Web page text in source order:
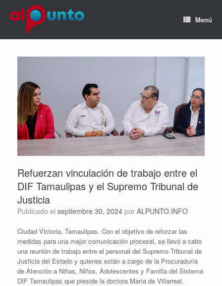
Menú
Refuerzan vinculación de trabajo entre el
DIF Tamaulipas y el Supremo Tribunal de
Justicia
Publicado el septiembre 30, 2024 por ALPUNTO.INFO
Ciudad Victoria, Tamaulipas. Con el objetivo de reforzar las
medidas para una mejor comunicación procesal, se llevó a cabo
una reunión de trabajo entre el personal del Supremo Tribunal de
Justicia del Estado y quienes están a cargo de la Procuraduría
de Atención a Niñas, Niños, Adolescentes y Familia del Sistema
DIF Tamaulipas que preside la doctora María de Villarreal.